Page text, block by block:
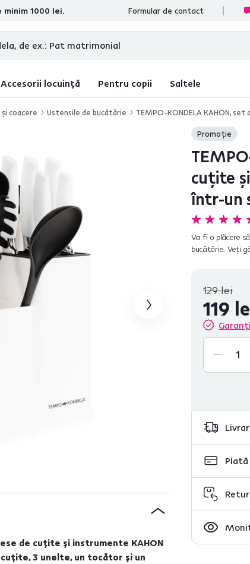
1000 lei. Formular de contact
Accesorii locuință Pentru copii Saltele
coacere Ustensile de bucătărie TEMPO-KONDELA KAHON,
Promoție
cuţite
într-un
Va fi o plăcere
bucătărie. Veţi
129 lei
119
Plată
de cuţite şi instrumente KAHON
cuţite, 3 unelte, un tocător şi un